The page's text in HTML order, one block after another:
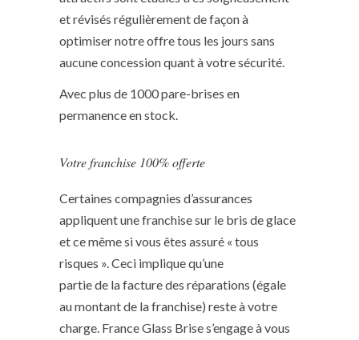
et révisés régulièrement de façon à
optimiser notre offre tous les jours sans
aucune concession quant à votre sécurité.
Avec plus de 1000 pare-brises en
permanence en stock.
Votre franchise 100% offerte
Certaines compagnies d’assurances
appliquent une franchise sur le bris de glace
et ce même si vous êtes assuré « tous
risques ». Ceci implique qu’une
partie de la facture des réparations (égale
au montant de la franchise) reste à votre
charge. France Glass Brise s’engage à vous